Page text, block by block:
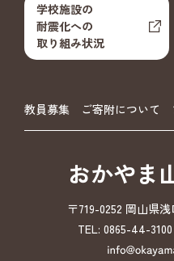
学校施設の
耐震化への
取り組み状況
教員募集 ご寄附について
おかやま
〒719-0252 岡山県
TEL: 0865-44-